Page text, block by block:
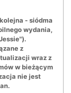
- siódma
wydania,
z
wraz z
w bieżącym
nie jest